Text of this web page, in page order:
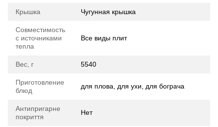
Крышка Чугунная крышка
Совместимость
с источниками
тепла
Все виды плит
Вес, г 5540
Приготовление
блюд
для плова, для ухи, для бограча
Антипригарне
покриття
Нет